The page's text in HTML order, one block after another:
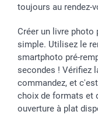
toujours au rendez-
Créer un livre photo
simple. Utilisez le
smartphoto pré-
secondes ! Vérifiez
commandez, et
choix de formats et
ouverture à plat